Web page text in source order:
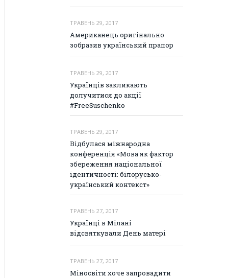
ТРАВЕНЬ 29, 2017
Американець оригінально
зобразив український прапор
ТРАВЕНЬ 29, 2017
Українців закликають
долучитися до акції
#FreeSuschenko
ТРАВЕНЬ 29, 2017
Відбулася міжнародна
конференція «Мова як фактор
збереження національної
ідентичності: білорусько-
український контекст»
ТРАВЕНЬ 27, 2017
Українці в Мілані
відсвяткували День матері
ТРАВЕНЬ 27, 2017
Міносвіти хоче запровадити